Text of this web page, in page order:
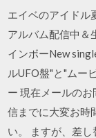
エイベのアイドル
アルバム配信中＆
インボーNew
ルUFO盤"と"ムー
ー 現在メールの
信までに大変お時
い。 ますが、差